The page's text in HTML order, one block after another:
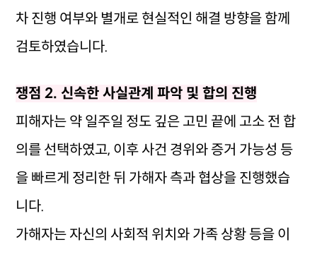
차 진행 여부와 별개로 현실적인 해결 방향을 함께
검토하였습니다.
쟁점 2. 신속한 사실관계 파악 및 합의 진행
피해자는 약 일주일 정도 깊은 고민 끝에 고소 전 합
의를 선택하였고, 이후 사건 경위와 증거 가능성 등
을 빠르게 정리한 뒤 가해자 측과 협상을 진행했습
니다.
가해자는 자신의 사회적 위치와 가족 상황 등을 이